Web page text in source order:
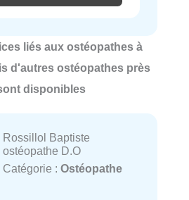
liés aux ostéopathes à
d'autres ostéopathes près
disponibles
Rossillol Baptiste
ostéopathe D.O
Catégorie : Ostéopathe